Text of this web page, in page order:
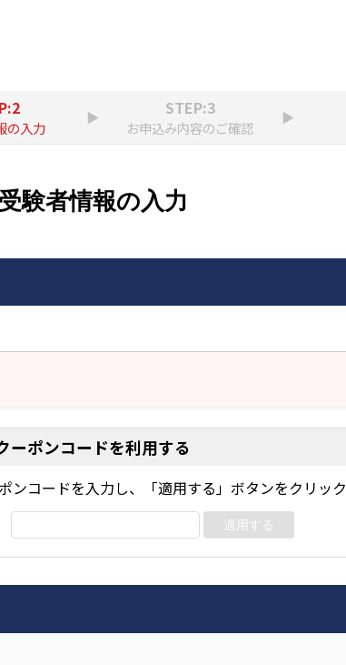
の入力
▶ STEP:3
お申込み内容のご確認
▶
受験者情報の入力
ーポンコードを利用する
ンコードを入力し、「適用する」ボタンをクリッ
適用する